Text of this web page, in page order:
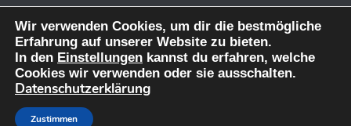
landfermann.gymnasium[at]stadt-duisburg.de
Wir verwenden Cookies, um dir die bestmögliche
Erfahrung auf unserer Website zu bieten.
In den Einstellungen kannst du erfahren, welche
Cookies wir verwenden oder sie ausschalten.
Datenschutzerklärung
Zustimmen